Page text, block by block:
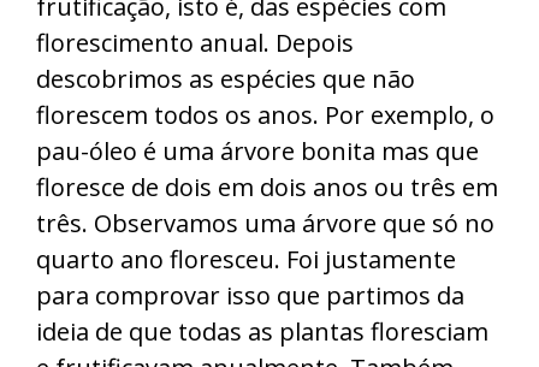
frutificação, isto é, das espécies com
florescimento anual. Depois
descobrimos as espécies que não
florescem todos os anos. Por exemplo, o
pau-óleo é uma árvore bonita mas que
floresce de dois em dois anos ou três em
três. Observamos uma árvore que só no
quarto ano floresceu. Foi justamente
para comprovar isso que partimos da
ideia de que todas as plantas floresciam